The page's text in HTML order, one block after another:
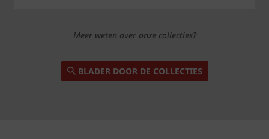
Meer weten over onze collecties?
BLADER DOOR DE COLLECTIES